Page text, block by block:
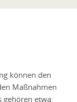
können den
Maßnahmen
gehören etwa: